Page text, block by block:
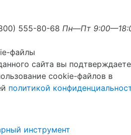
555-80-68 Пн—Пт
файлы
сайта вы подтверждаете
cookie-файлов в
политикой
инструмент